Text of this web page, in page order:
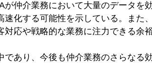
が仲介業務において大量のデータを
速化する可能性を示している。また
応や戦略的な業務に注力できる余
であり、今後も仲介業務のさらなる